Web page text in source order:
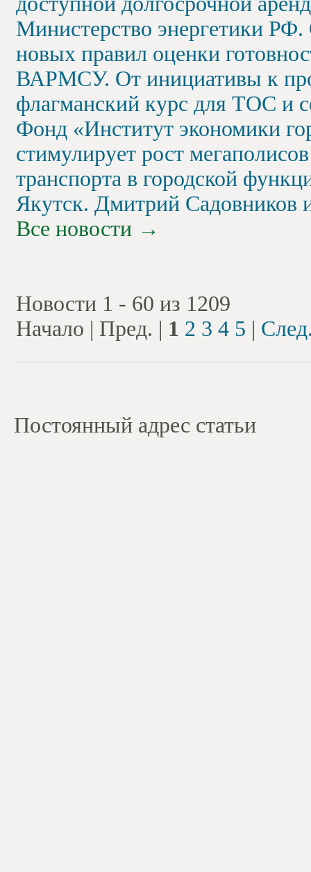
Министерство энергетики
новых правил оценки
ВАРМСУ. От инициативы к
флагманский курс для ТОС и
Фонд «Институт экономики
стимулирует рост
транспорта в городской
Якутск. Дмитрий Садовников
Все новости →
Новости 1 - 60 из 1209
Начало | Пред. | 1 2 3 4 5 |
Постоянный адрес статьи